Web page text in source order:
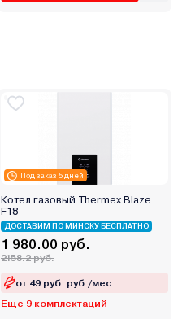
Под заказ 5 дней
Котел газовый Thermex Blaze
F18
ДОСТАВИМ ПО МИНСКУ БЕСПЛАТНО
1 980.00 руб.
2158.2 руб.
от 49 руб. руб./мес.
Еще 9 комплектаций